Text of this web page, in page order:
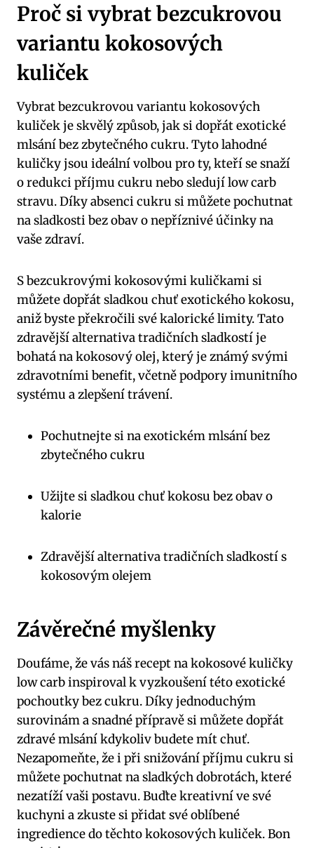
Proč si vybrat bezcukrovou
variantu kokosových
kuliček
Vybrat bezcukrovou variantu kokosových
kuliček je skvělý způsob, jak si dopřát exotické
mlsání bez zbytečného cukru. Tyto lahodné
kuličky jsou ideální volbou pro ty, kteří se snaží
o redukci příjmu cukru nebo sledují low carb
stravu. Díky absenci cukru si můžete pochutnat
na sladkosti bez obav o nepříznivé účinky na
vaše zdraví.
S bezcukrovými kokosovými kuličkami si
můžete dopřát sladkou chuť exotického kokosu,
aniž byste překročili své kalorické limity. Tato
zdravější alternativa tradičních sladkostí je
bohatá na kokosový olej, který je známý svými
zdravotními benefit, včetně podpory imunitního
systému a zlepšení trávení.
Pochutnejte si na exotickém mlsání bez
zbytečného cukru
Užijte si sladkou chuť kokosu bez obav o
kalorie
Zdravější alternativa tradičních sladkostí s
kokosovým olejem
Závěrečné myšlenky
Doufáme, že vás náš recept na kokosové kuličky
low carb inspiroval k vyzkoušení této exotické
pochoutky bez cukru. Díky jednoduchým
surovinám a snadné přípravě si můžete dopřát
zdravé mlsání kdykoliv budete mít chuť.
Nezapomeňte, že i při snižování příjmu cukru si
můžete pochutnat na sladkých dobrotách, které
nezatíží vaši postavu. Buďte kreativní ve své
kuchyni a zkuste si přidat své oblíbené
ingredience do těchto kokosových kuliček. Bon